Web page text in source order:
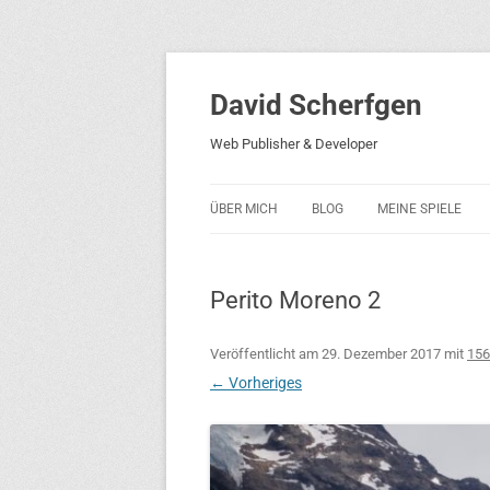
David Scherfgen
Web Publisher & Developer
ÜBER MICH BLOG MEINE SPIELE
ROCKET RAGE
ROLLMORAD —
Perito Moreno 2
Veröffentlicht am 29. Dezember 2017 mit
← Vorheriges